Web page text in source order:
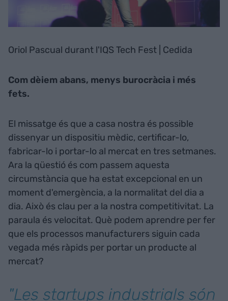
Oriol Pascual durant l'IQS Tech Fest | Cedida
Com dèiem abans, menys burocràcia i més
fets.
El missatge és que a casa nostra és possible
dissenyar un dispositiu mèdic, certificar-lo,
fabricar-lo i portar-lo al mercat en tres setmanes.
Ara la qüestió és com passem aquesta
circumstància que ha estat excepcional en un
moment d'emergència, a la normalitat del dia a
dia. Això és clau per a la nostra competitivitat. La
paraula és velocitat. Què podem aprendre per fer
que els processos manufacturers siguin cada
vegada més ràpids per portar un producte al
mercat?
"Les startups industrials són